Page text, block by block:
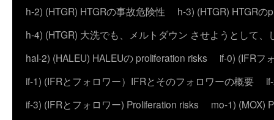
h-2) (HTGR) HTGRの事故危険性
h-3) (HTGR) HTGRの
h-4) (HTGR) 大洗でも、メルトダウン させようとして、
hal-2) (HALEU) HALEUの proliferation risks
if-0) (IFRフ
if-1) (IFRとフォロワー）IFRとそのフォロワーの概要
if-3) (IFRとフォロワー) Proliferation risks
mo-1) (MOX)